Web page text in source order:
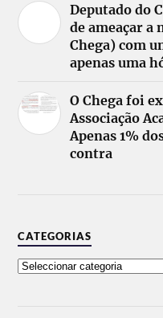
Deputado do
de ameaçar a
Chega) com
apenas uma
O Chega foi
Associação
Apenas 1%
contra
CATEGORIAS